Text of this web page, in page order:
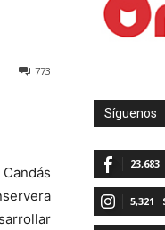
773
Síguenos
23,683
5,321